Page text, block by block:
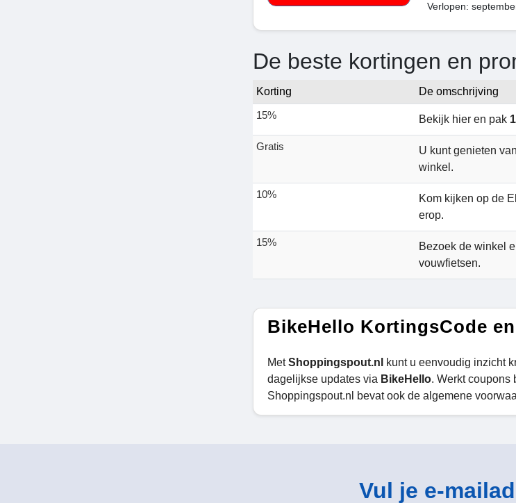
Verlopen:
De beste kortingen en
Korting De omschrijving
15%
Bekijk hier en pak
Gratis U kunt genieten van
winkel.
10% Kom kijken op de
erop.
15% Bezoek de winkel
vouwfietsen.
BikeHello KortingsCode
MetShoppingspout.nl kunt u eenvoudig inzicht
dagelijkse updates via BikeHello. Werkt coupons
Shoppingspout.nl bevat ook de algemene
Vul je e-